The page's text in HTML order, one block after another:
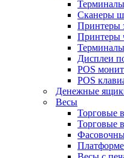
Сканеры
Принтеры
Принтеры
Дисплеи
POS
POS
Денежные
Весы
Торговые
Торговые